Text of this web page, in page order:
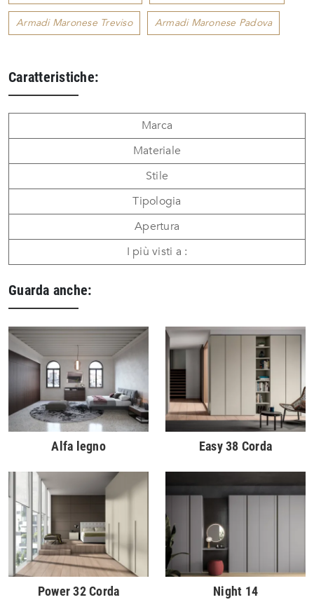
Armadi Maronese Treviso Armadi Maronese Padova
Caratteristiche:
Marca
Materiale
Stile
Tipologia
Apertura
I più visti a :
Guarda anche:
Alfa legno Easy 38 Corda
Power 32 Corda Night 14